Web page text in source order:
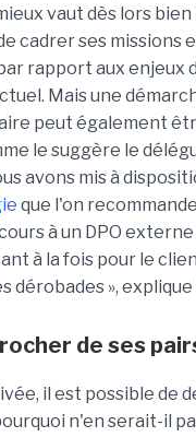
vaut dès lors
cadrer ses missions
rapport aux enjeux
Mais une
peut également
le suggère le
avons mis à
que l'on
à un DPO
à la fois pour le
dérobades », explique
de ses
il est possible de
n'en serait-il